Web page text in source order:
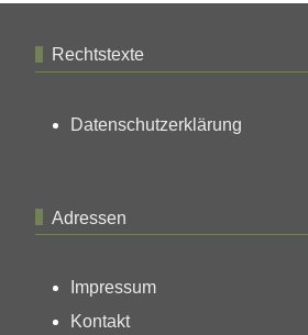
Rechtstexte
Datenschutzerklärung
Adressen
Impressum
Kontakt